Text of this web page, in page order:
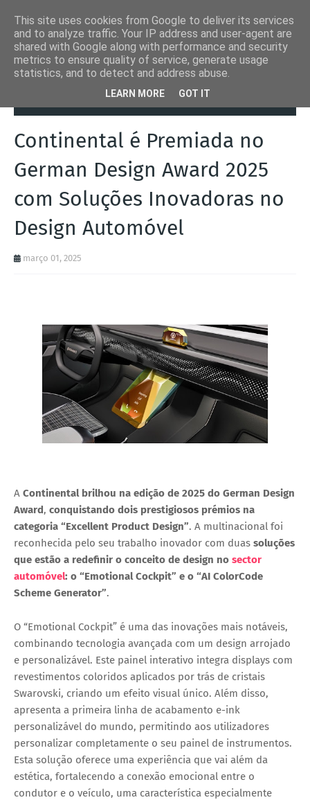
Autoads.pt
Continental é Premiada no German
Continental é Premiada no
German Design Award 2025
com Soluções Inovadoras no
Design Automóvel
março 01, 2025
A Continental brilhou na edição de 2025 do German Design
Award, conquistando dois prestigiosos prémios na
categoria “Excellent Product Design”. A multinacional foi
reconhecida pelo seu trabalho inovador com duas soluções
que estão a redefinir o conceito de design no sector
automóvel: o “Emotional Cockpit” e o “AI ColorCode
Scheme Generator”.
O “Emotional Cockpit” é uma das inovações mais notáveis,
combinando tecnologia avançada com um design arrojado
e personalizável. Este painel interativo integra displays com
revestimentos coloridos aplicados por trás de cristais
Swarovski, criando um efeito visual único. Além disso,
apresenta a primeira linha de acabamento e-ink
personalizável do mundo, permitindo aos utilizadores
personalizar completamente o seu painel de instrumentos.
Esta solução oferece uma experiência que vai além da
estética, fortalecendo a conexão emocional entre o
condutor e o veículo, uma característica especialmente
This site uses cookies from Google to deliver its services
and to analyze traffic. Your IP address and user-agent are
shared with Google along with performance and security
metrics to ensure quality of service, generate usage
statistics, and to detect and address abuse.
LEARN MORE GOT IT